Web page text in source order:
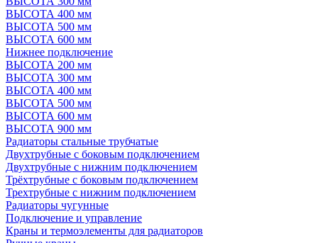
ВЫСОТА 400 мм
ВЫСОТА 500 мм
ВЫСОТА 600 мм
Нижнее подключение
ВЫСОТА 200 мм
ВЫСОТА 300 мм
ВЫСОТА 400 мм
ВЫСОТА 500 мм
ВЫСОТА 600 мм
ВЫСОТА 900 мм
Радиаторы стальные трубчатые
Двухтрубные с боковым подключением
Двухтрубные с нижним подключением
Трёхтрубные с боковым подключением
Трехтрубные с нижним подключением
Радиаторы чугунные
Подключение и управление
Краны и термоэлементы для радиаторов